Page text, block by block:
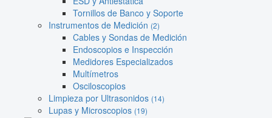
Tornillos de Banco y Soporte
Instrumentos de Medición (2)
Cables y Sondas de Medición
Endoscopios e Inspección
Medidores Especializados
Multímetros
Osciloscopios
Limpieza por Ultrasonidos (14)
Lupas y Microscopios (19)